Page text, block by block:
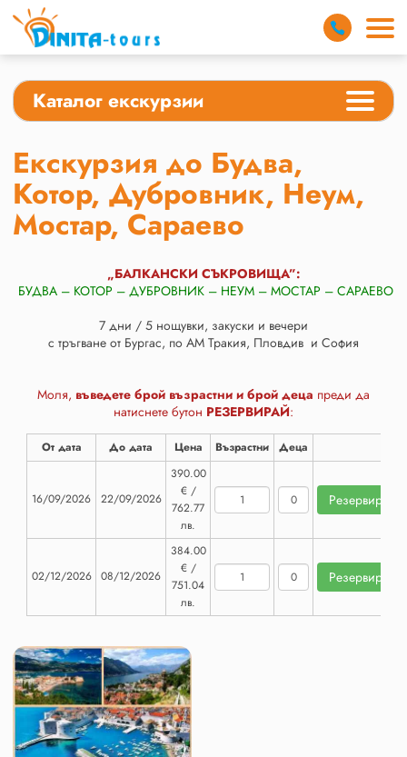
Каталог екскурзии
Екскурзия до Будва,
Котор, Дубровник, Неум,
Мостар, Сараево
„БАЛКАНСКИ СЪКРОВИЩА”:
БУДВА – КОТОР – ДУБРОВНИК – НЕУМ – МОСТАР – САРАЕВО
7 дни / 5 нощувки, закуски и вечери
с тръгване от Бургас, по АМ Тракия, Пловдив и София
Моля, въведете брой възрастни и брой деца преди да
натиснете бутон РЕЗЕРВИРАЙ:
От дата До дата Цена Възрастни Деца
16/09/2026 22/09/2026
390.00
€ /
762.77
лв.
02/12/2026 08/12/2026
384.00
€ /
751.04
лв.